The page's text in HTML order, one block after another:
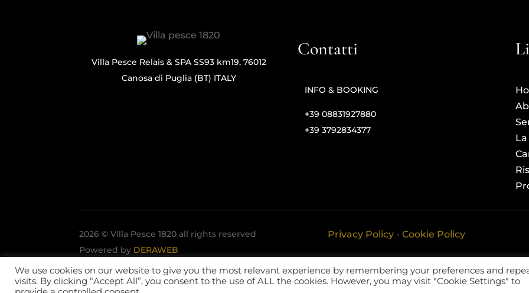
Villa Pesce Relais & SPA SS93 km19, 76012
Canosa di Puglia (BT) ITALY
Contatti
INFO & BOOKING
+39 08831927880
+39 3792834377
2026 © Villa Pesce 1820 all rights reserved
Powered by DERAWEB
Privacy Policy -Cookie Policy
We use cookies on our website to give you the most relevant experience by remembering your preferences and
visits. By clicking “Accept All”, you consent to the use of ALL the cookies. However, you may visit "Cookie Settings" to